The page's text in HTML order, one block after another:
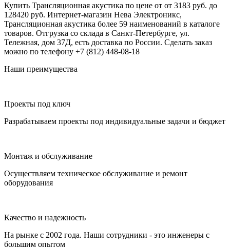
Купить Трансляционная акустика по цене от от 3183 руб. до
128420 руб. Интернет-магазин Нева Электроникс,
Трансляционная акустика более 59 наименований в каталоге
товаров. Отгрузка со склада в Санкт-Петербурге, ул.
Тележная, дом 37Д, есть доставка по России. Сделать заказ
можно по телефону +7 (812) 448-08-18
Наши преимущества
Проекты под ключ
Разрабатываем проекты под индивидуальные задачи и бюджет
Монтаж и обслуживание
Осуществляем техническое обслуживание и ремонт
оборудования
Качество и надежность
На рынке с 2002 года. Наши сотрудники - это инженеры с
большим опытом